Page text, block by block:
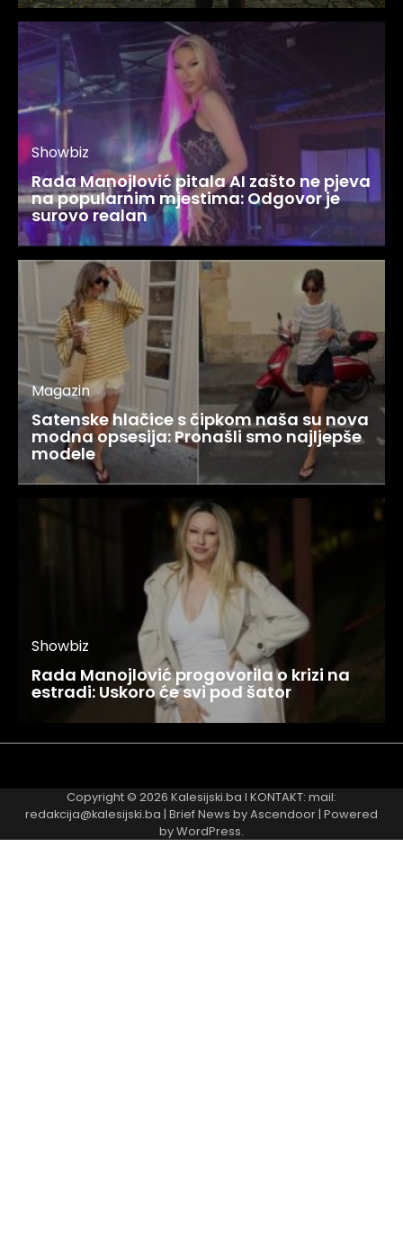
Showbiz
Rada Manojlović pitala AI zašto ne pjeva
na popularnim mjestima: Odgovor je
surovo realan
Magazin
Satenske hlačice s čipkom naša su nova
modna opsesija: Pronašli smo najljepše
modele
Showbiz
Rada Manojlović progovorila o krizi na
estradi: Uskoro će svi pod šator
Copyright © 2026 Kalesijski.ba I KONTAKT: mail:
redakcija@kalesijski.ba | Brief News byAscendoor | Powered
byWordPress.